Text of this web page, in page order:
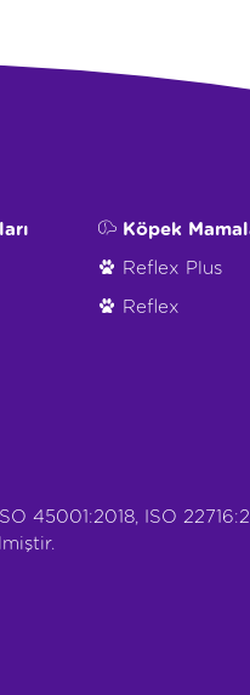
Köpek
Reflex Plus
Reflex
45001:2018, ISO